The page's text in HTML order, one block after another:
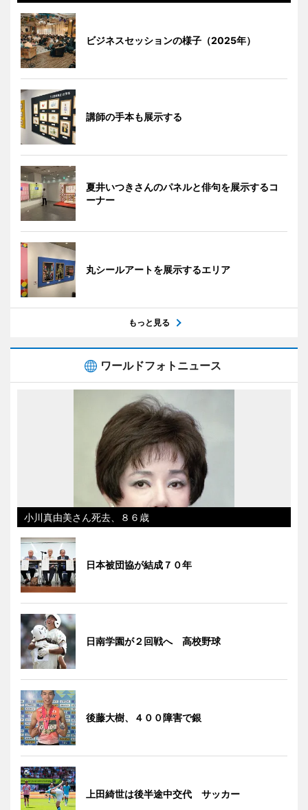
ビジネスセッションの様子（2025年）
講師の手本も展示する
夏井いつきさんのパネルと俳句を展示するコ
ーナー
丸シールアートを展示するエリア
もっと見る
ワールドフォトニュース
小川真由美さん死去、８６歳
日本被団協が結成７０年
日南学園が２回戦へ 高校野球
後藤大樹、４００障害で銀
上田綺世は後半途中交代 サッカー